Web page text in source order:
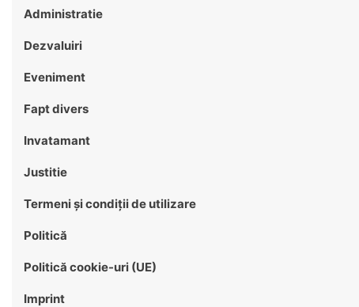
Administratie
Dezvaluiri
Eveniment
Fapt divers
Invatamant
Justitie
Termeni și condiții de utilizare
Politică
Politică cookie-uri (UE)
Imprint